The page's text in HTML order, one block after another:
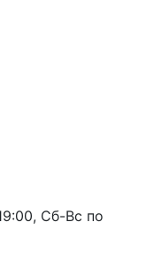
Сб-Вс по